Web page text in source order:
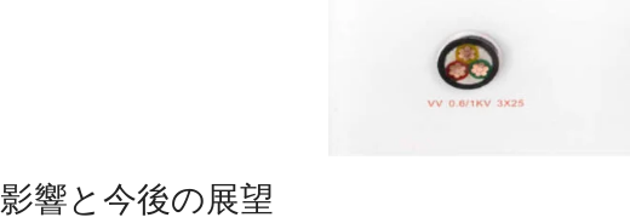
影響と今後の展望